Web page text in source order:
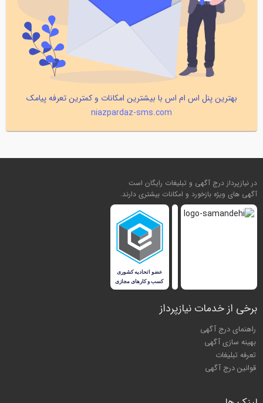
بهترین پنل اس ام اس با بیشترین امکانات و کمترین تعرفه پیامک
niazpardaz-sms.com
در نیازپرداز درج آگهی و تبلیغات رایگان است
آگهی های ویژه بازخورد و امکانات بیشتری دارند.
برخی از خدمات نیازپرداز
راهنمای درج آگهی
بهینه سازی آگهی
تعرفه تبلیغات
قوانین درج آگهی